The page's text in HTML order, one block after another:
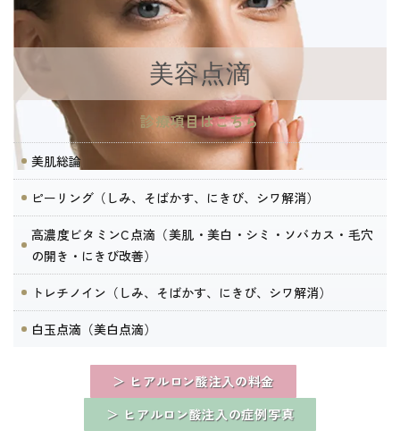
美容点滴
診療項目はこちら
美肌総論
ピーリング（しみ、そばかす、にきび、シワ解消）
高濃度ビタミンC点滴（美肌・美白・シミ・ソバカス・毛穴
の開き・にきび改善）
トレチノイン（しみ、そばかす、にきび、シワ解消）
白玉点滴（美白点滴）
＞ ヒアルロン酸注入の料金
＞ ヒアルロン酸注入の症例写真